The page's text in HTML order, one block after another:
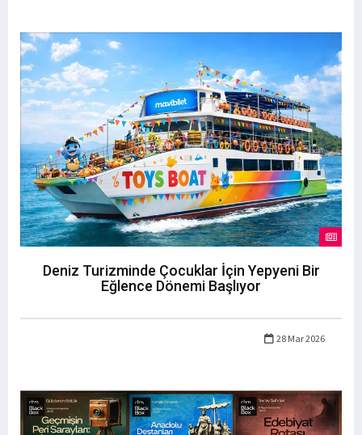
Deniz Turizminde Çocuklar İçin Yepyeni Bir
Eğlence Dönemi Başlıyor
28 Mar 2026